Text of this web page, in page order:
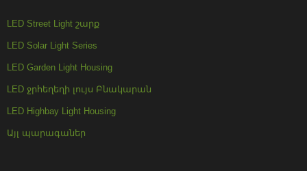
LED Street Light շարք
LED Solar Light Series
LED Garden Light Housing
LED ջրհեղեղի լույս Բնակարան
LED Highbay Light Housing
Այլ պարագաներ